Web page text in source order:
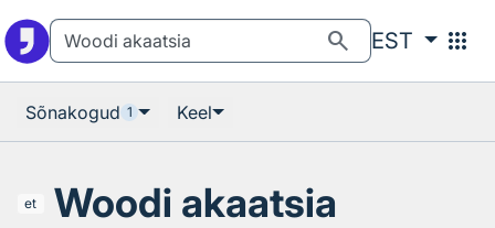
search EST apps
Sõnakogud 1 Keel
et Woodi akaatsia